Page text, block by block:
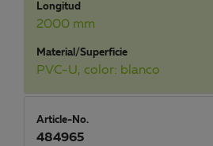
Longitud
2000 mm
Material/Superficie
PVC-U, color: blanco
Article-No.
484965